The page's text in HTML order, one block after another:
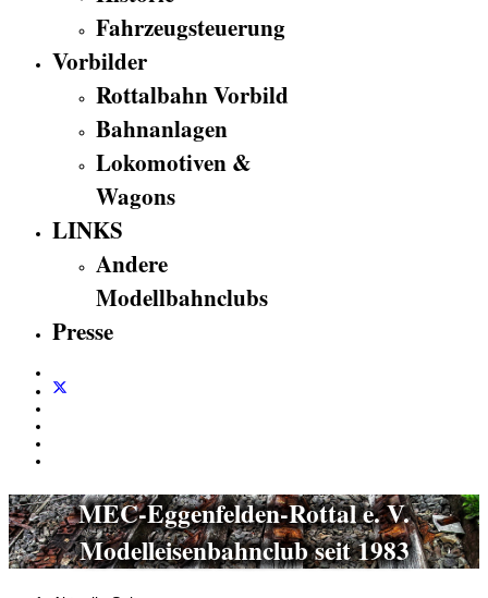
Fahrzeugsteuerung
Vorbilder
Rottalbahn Vorbild
Bahnanlagen
Lokomotiven &
Wagons
LINKS
Andere
Modellbahnclubs
Presse
MEC-Eggenfelden-Rottal e. V.
Modelleisenbahnclub seit 1983